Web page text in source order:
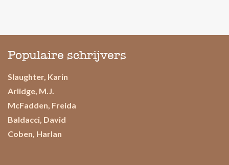
Populaire schrijvers
Slaughter, Karin
Arlidge, M.J.
McFadden, Freida
Baldacci, David
Coben, Harlan